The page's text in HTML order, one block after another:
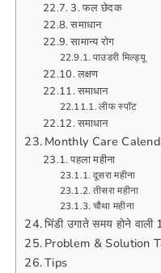
3. फल छेदक
समाधान
सामान्य रोग
पाउडरी मिल्ड्यू
लक्षण
समाधान
लीफ स्पॉट
समाधान
Monthly Care
पहला महीना
दूसरा महीना
तीसरा महीना
चौथा महीना
भिंडी उगाते समय होने वाली
Problem & Solution
Tips